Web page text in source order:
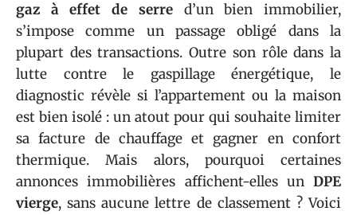
gaz à effet de serred’un bien immobilier,
s’impose comme un passage obligé dans la
plupart des transactions. Outre son rôle dans la
lutte contre le gaspillage énergétique, le
diagnostic révèle si l’appartement ou la maison
est bien isolé : un atout pour qui souhaite limiter
sa facture de chauffage et gagner en confort
thermique. Mais alors, pourquoi certaines
annonces immobilières affichent-elles un DPE
vierge, sans aucune lettre de classement ? Voici